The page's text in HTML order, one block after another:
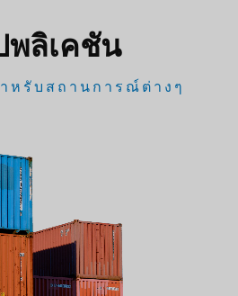
พลิเคชัน
หรับสถานการณ์ต่างๆ